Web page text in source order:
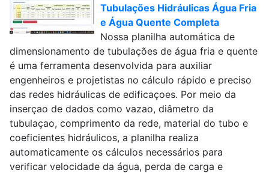
Tubulações Hidráulicas Água Fria
e Água Quente Completa
Nossa planilha automática de
dimensionamento de tubulações de água fria e quente
é uma ferramenta desenvolvida para auxiliar
engenheiros e projetistas no cálculo rápido e preciso
das redes hidráulicas de edificaçoes. Por meio da
inserçao de dados como vazao, diâmetro da
tubulaçao, comprimento da rede, material do tubo e
coeficientes hidráulicos, a planilha realiza
automaticamente os cálculos necessários para
verificar velocidade da água, perda de carga e